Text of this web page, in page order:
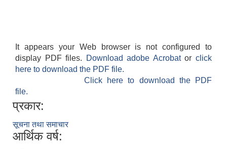
It appears your Web browser is not configured to
display PDF files.
Download adobe Acrobatorclick
here to download the PDF file.
Click here to download the PDF
file.
प्रकार:
सूचना तथा समाचार
आर्थिक वर्ष: